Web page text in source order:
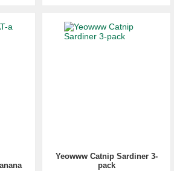
Yeowww Catnip Sardiner 3-
pack